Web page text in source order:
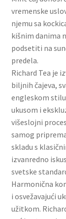
Slatki
Pokloni
Pokloni
Pokloni
Pokloni
Login
Naši partneri
vremenske
njemu sa
kišnim danima
podsetiti na
predela.
Richard Tea je
biljnih čajeva,
engleskom
ukusom i
višeslojni
samog
skladu s
izvanredno
svetske
Harmonična
i osvežavajući
užitkom.